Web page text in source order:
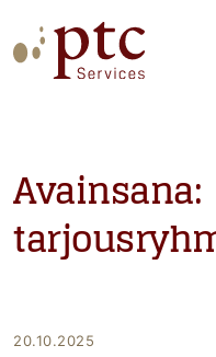
to
content
Avainsana:
20.10.2025